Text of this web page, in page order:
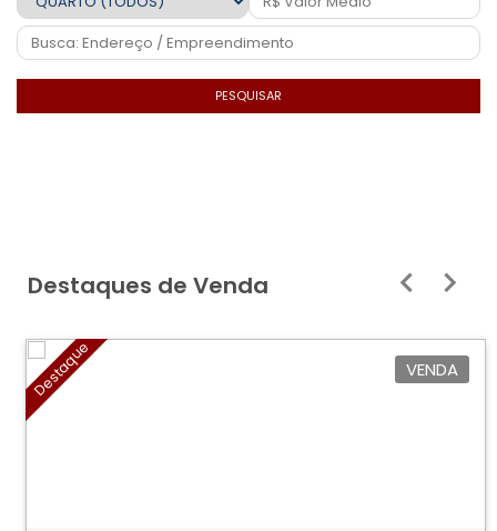
PESQUISAR
Destaques de Venda
Destaque VENDA